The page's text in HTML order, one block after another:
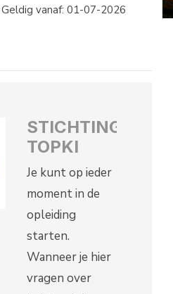
Geldig vanaf: 01-07-2026
STICHTING
TOPKI
Je kunt op ieder
moment in de
opleiding
starten.
Wanneer je hier
vragen over